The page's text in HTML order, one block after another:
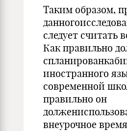
Таким образом,
следует считать
Как правильно
иностранного
современной
правильно он
внеурочное